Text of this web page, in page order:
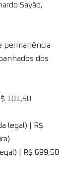
Sayão,
permanência
dos
101,50
legal) | R$
| R$ 699,50